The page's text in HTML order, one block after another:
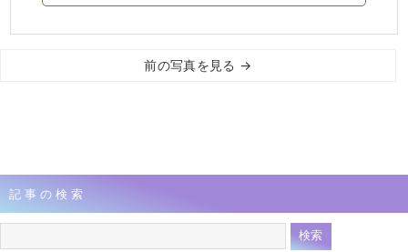
前の写真を見る →
記事の検索